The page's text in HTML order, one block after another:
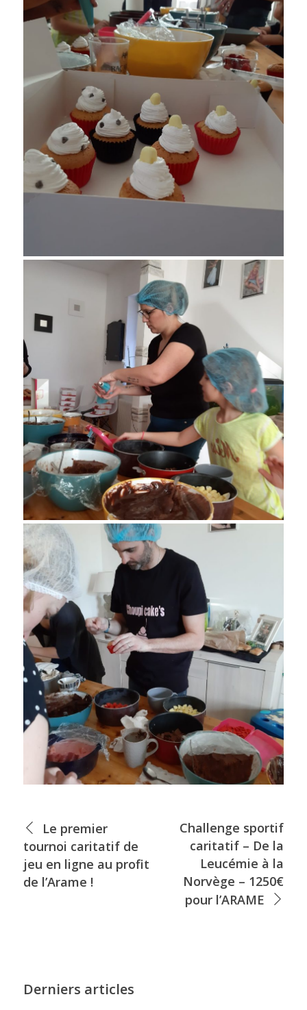
Le premier
tournoi caritatif de
jeu en ligne au profit
de l’Arame !
Challenge sportif
caritatif – De la
Leucémie à la
Norvège – 1250€
pour l’ARAME
Derniers articles